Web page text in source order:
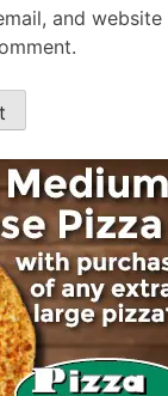
and